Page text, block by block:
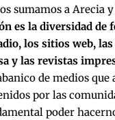
sumamos a Arecia y
es la diversidad de
los sitios web,
y las revistas
de medios que
por las
poder